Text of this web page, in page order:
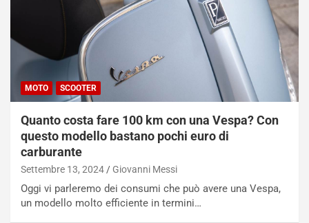
MOTO SCOOTER
Quanto costa fare 100 km con una Vespa? Con
questo modello bastano pochi euro di
carburante
Settembre 13, 2024 Giovanni Messi
Oggi vi parleremo dei consumi che può avere una Vespa,
un modello molto efficiente in termini…